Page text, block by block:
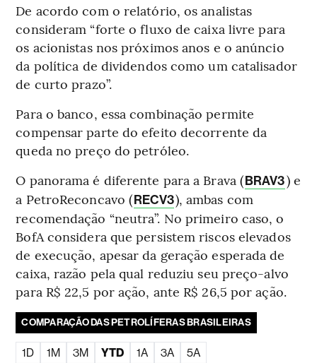
De acordo com o relatório, os analistas
consideram “forte o fluxo de caixa livre para
os acionistas nos próximos anos e o anúncio
da política de dividendos como um catalisador
de curto prazo”.
Para o banco, essa combinação permite
compensar parte do efeito decorrente da
queda no preço do petróleo.
O panorama é diferente para a Brava (BRAV3) e
a PetroReconcavo (RECV3), ambas com
recomendação “neutra”. No primeiro caso, o
BofA considera que persistem riscos elevados
de execução, apesar da geração esperada de
caixa, razão pela qual reduziu seu preço-alvo
para R$ 22,5 por ação, ante R$ 26,5 por ação.
COMPARAÇÃO DAS PETROLÍFERAS BRASILEIRAS
1D 1M 3M YTD 1A 3A 5A